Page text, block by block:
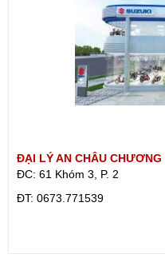
ĐẠI LÝ AN CHÂU CHƯƠNG
ĐC: 61 Khóm 3, P. 2
ÐT: 0673.771539